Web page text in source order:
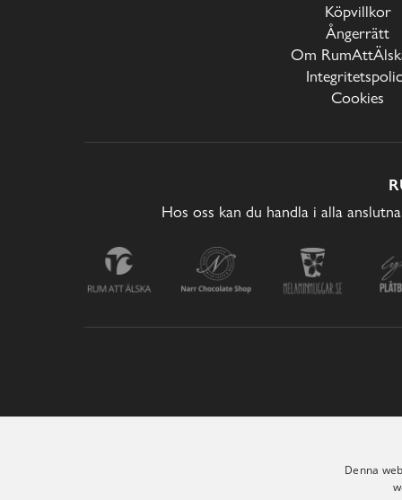
Köpvillkor
Ångerrätt
Om
Cookies
Hos oss kan du handla i alla
Denna